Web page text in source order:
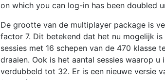
on which you can log-in has been doubled
De grootte van de multiplayer package is
factor 7. Dit betekend dat het nu mogelijk
sessies met 16 schepen van de 470 klasse
draaien. Ook is het aantal sessies waarop u
verdubbeld tot 32. Er is een nieuwe versie